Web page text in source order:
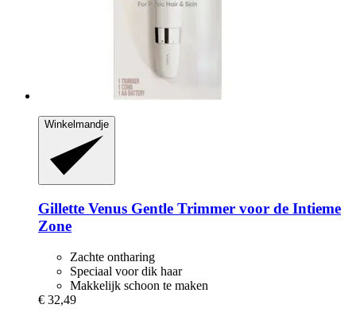
Winkelmandje
Gillette Venus Gentle Trimmer voor de Intieme
Zone
Zachte ontharing
Speciaal voor dik haar
Makkelijk schoon te maken
€ 32,49